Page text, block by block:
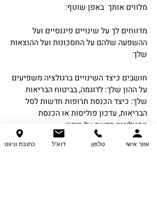
מלווים אותך באפן שוטף:
מדווחים לך על שינויים פיננסיים ועל
ההשפעה שלהם על החסכונות ועל ההוצאות
שלך
חושבים כיצד השינויים ברגולציה משפיעים
על ההון שלך: לדוגמה, בביטוח הבריאות
שלך: כיצד הכנסת תרופות חדשות לסל
הבריאות, עדכון פוליסות או הכנסת
טכנולוגיה חדשה על ריפוי.
מתאימים את התנאים שלך לשינויים בחיים
כתובת וניווט דוא"ל טלפון אזור אישי